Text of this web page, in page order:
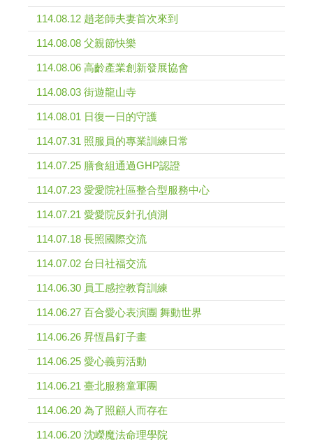
114.08.12 趙老師夫妻首次來到
114.08.08 父親節快樂
114.08.06 高齡產業創新發展協會
114.08.03 街遊龍山寺
114.08.01 日復一日的守護
114.07.31 照服員的專業訓練日常
114.07.25 膳食組通過GHP認證
114.07.23 愛愛院社區整合型服務中心
114.07.21 愛愛院反針孔偵測
114.07.18 長照國際交流
114.07.02 台日社福交流
114.06.30 員工感控教育訓練
114.06.27 百合愛心表演團 舞動世界
114.06.26 昇恆昌釘子畫
114.06.25 愛心義剪活動
114.06.21 臺北服務童軍團
114.06.20 為了照顧人而存在
114.06.20 沈嶸魔法命理學院